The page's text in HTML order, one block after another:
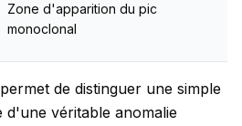
Zone d'apparition du pic
monoclonal
de distinguer une simple
d'une véritable anomalie